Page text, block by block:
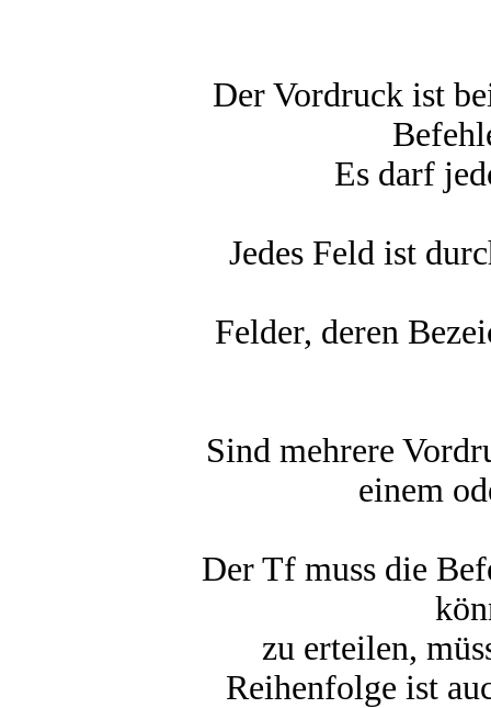
Der Vordruck ist
Es darf
Jedes Feld ist
Felder, deren
Sind mehrere
einem
Der Tf muss die
zu erteilen,
Reihenfolge ist